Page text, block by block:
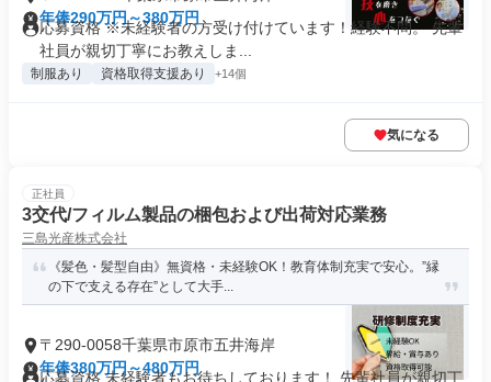
年俸290万円～380万円
応募資格 ※未経験者の方受け付けています！経験不問。 先輩
社員が親切丁寧にお教えしま...
制服あり 資格取得支援あり +14個
気になる
正社員
3交代/フィルム製品の梱包および出荷対応業務
三島光産株式会社
《髪色・髪型自由》無資格・未経験OK！教育体制充実で安心。”縁
の下で支える存在”として大手...
〒290-0058千葉県市原市五井海岸
年俸380万円～480万円
応募資格 未経験者もお待ちしております！ 先輩社員が親切丁